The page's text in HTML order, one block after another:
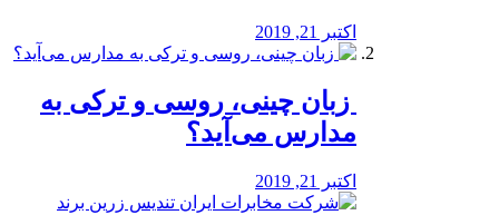
اکتبر 21, 2019
️ زبان چینی، روسی و ترکی به
مدارس می‌آید؟
اکتبر 21, 2019